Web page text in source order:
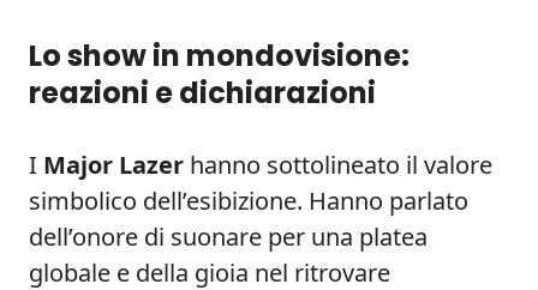
Lo show in mondovisione:
reazioni e dichiarazioni
I Major Lazer hanno sottolineato il valore
simbolico dell’esibizione. Hanno parlato
dell’onore di suonare per una platea
globale e della gioia nel ritrovare